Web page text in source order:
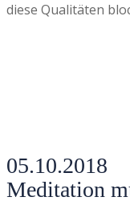
diese Qualitäten
05.10.2018
Meditation